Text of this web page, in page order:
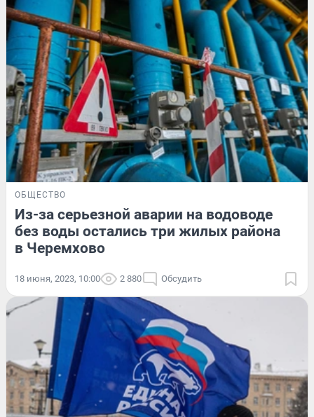
ОБЩЕСТВО
Из-за серьезной аварии на водоводе
без воды остались три жилых района
в Черемхово
18 июня, 2023, 10:00 2 880 Обсудить